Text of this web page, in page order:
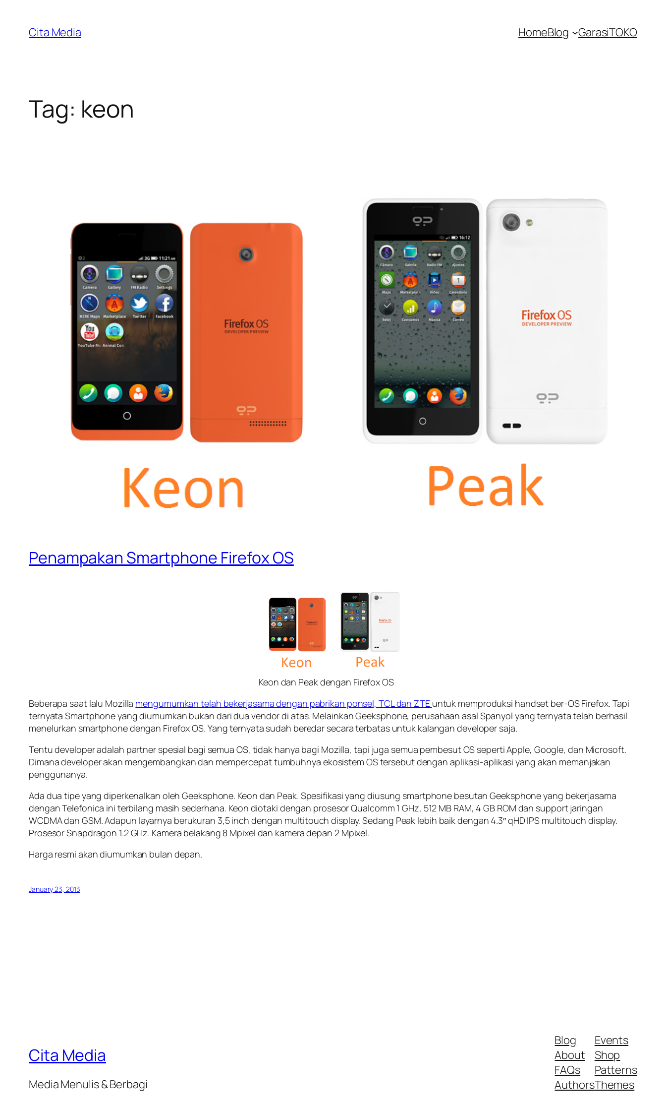
content
Cita Media HomeBlog GarasiTOKO
Tag: keon
Penampakan Smartphone Firefox OS
Keon dan Peak dengan Firefox OS
Beberapa saat lalu Mozilla mengumumkan telah bekerjasama dengan pabrikan ponsel, TCL dan ZTE untuk memproduksi handset ber-OS Firefox. Tapi
ternyata Smartphone yang diumumkan bukan dari dua vendor di atas. Melainkan Geeksphone, perusahaan asal Spanyol yang ternyata telah berhasil
menelurkan smartphone dengan Firefox OS. Yang ternyata sudah beredar secara terbatas untuk kalangan developer saja.
Tentu developer adalah partner spesial bagi semua OS, tidak hanya bagi Mozilla, tapi juga semua pembesut OS seperti Apple, Google, dan Microsoft.
Dimana developer akan mengembangkan dan mempercepat tumbuhnya ekosistem OS tersebut dengan aplikasi-aplikasi yang akan memanjakan
penggunanya.
Ada dua tipe yang diperkenalkan oleh Geeksphone. Keon dan Peak. Spesifikasi yang diusung smartphone besutan Geeksphone yang bekerjasama
dengan Telefonica ini terbilang masih sederhana. Keon diotaki dengan prosesor Qualcomm 1 GHz, 512 MB RAM, 4 GB ROM dan support jaringan
WCDMA dan GSM. Adapun layarnya berukuran 3,5 inch dengan multitouch display. Sedang Peak lebih baik dengan 4.3″ qHD IPS multitouch display.
Prosesor Snapdragon 1.2 GHz. Kamera belakang 8 Mpixel dan kamera depan 2 Mpixel.
Harga resmi akan diumumkan bulan depan.
January 23, 2013
Cita Media
Media Menulis & Berbagi
Blog
About
FAQs
Authors
Events
Shop
Patterns
Themes